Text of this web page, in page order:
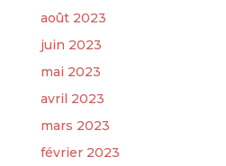
août 2023
juin 2023
mai 2023
avril 2023
mars 2023
février 2023